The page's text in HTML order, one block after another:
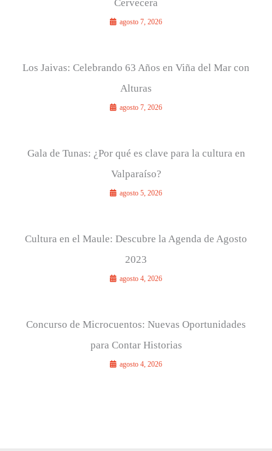
Cervecera
agosto 7, 2026
Los Jaivas: Celebrando 63 Años en Viña del Mar con
Alturas
agosto 7, 2026
Gala de Tunas: ¿Por qué es clave para la cultura en
Valparaíso?
agosto 5, 2026
Cultura en el Maule: Descubre la Agenda de Agosto
2023
agosto 4, 2026
Concurso de Microcuentos: Nuevas Oportunidades
para Contar Historias
agosto 4, 2026